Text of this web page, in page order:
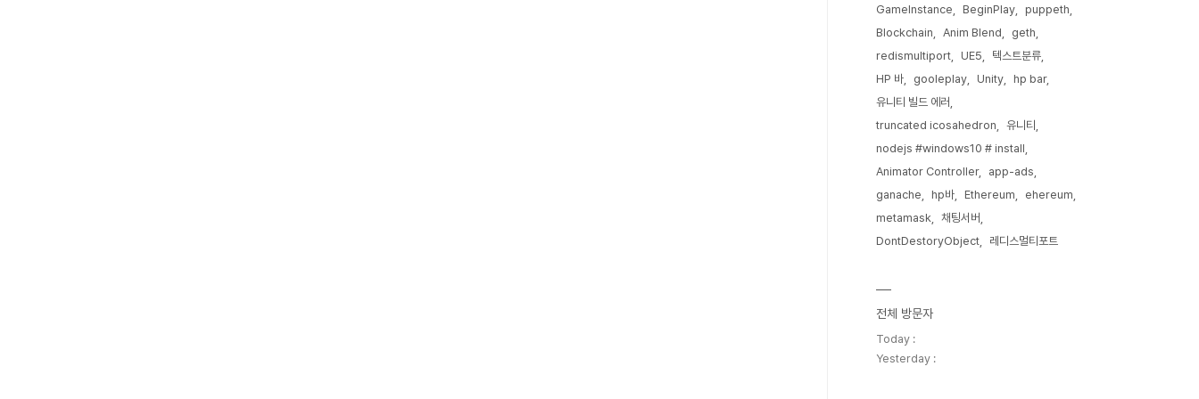
GameInstance BeginPlay
puppeth
Blockchain
Anim Blend
geth
redismultiport
UE5
텍스트분류
HP 바
gooleplay Unity
hp bar
유니티 빌드 에러
truncated icosahedron
유니티
nodejs #windows10 # install
Animator Controller
app-ads
ganache
hp바 Ethereum
ehereum
metamask
채팅서버
DontDestoryObject
레디스멀티포트
전체 방문자
Today :
Yesterday :